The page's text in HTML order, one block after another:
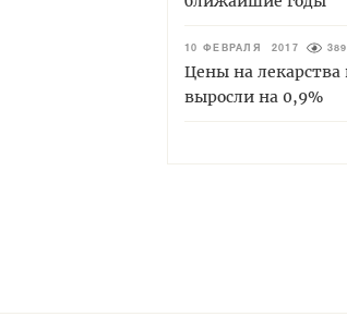
10 ФЕВРАЛЯ 2017
Цены на лекарства
выросли на 0,9%